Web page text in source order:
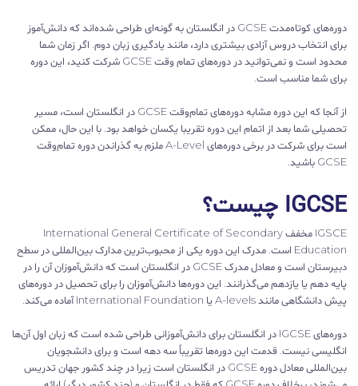
دوره‌های کوتاه‌مدت GCSE در انگلستان به گونه‌ای طراحی شده‌اند که دانش‌آموز
برای انتخاب دروس آزادی بیشتری دارد، مانند یادگیری زبان دوم. اگر زمان شما
محدود است و نمی‌توانید در دوره‌های تمام وقت GCSE شرکت کنید، این دوره
برای شما مناسب است.
از آنجا که این دوره مشابه دوره‌های تمام‌وقت GCSE در انگلستان است، مسیر
تحصیلی شما بعد از اتمام این دوره تقریبا یکسان خواهد بود. با این حال، ممکن
است برای شرکت در برخی دوره‌های A-Level ملزم به گذراندن دوره تمام‌وقت
GCSE باشید.
IGCSE چیست؟
IGSCE مخفف International General Certificate of Secondary
Education است. مدرک این دوره یکی از محبوب‌ترین مدارک بین‌المللی در سطح
دبیرستان است و معادل مدرک GCSE در انگلستان است که دانش‌آموزان آن را در
پایه دهم یا یازدهم می‌گذرانند. این دوره‌ها دانش‌آموزان را برای تحصیل در دوره‌های
پیش دانشگاهی مانند A-levels یا International Foundation آماده می‌کند.
دوره‌های IGCSE در انگلستان برای دانش‌آموزانی طراحی شده است که زبان اول آن‌ها
انگلیسی نیست. قدمت این دوره‌ها تقریباً سه دهه است و برای دانشجویان
بین‌المللی معادل دوره GCSE در انگلستان است زیرا در چند کشور جهان تدریس
می‌شوند، برخلاف دوره GCSE که فقط در انگلستان و (چند کشور دیگر) ارائه